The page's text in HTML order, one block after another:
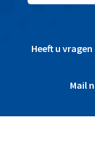
Heeft u
Mail